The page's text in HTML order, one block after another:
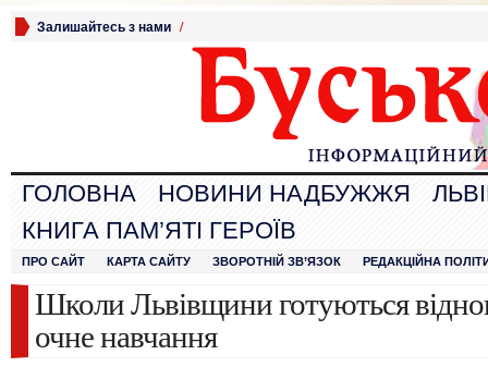
Залишайтесь з нами /
ГОЛОВНА НОВИНИ НАДБУЖЖЯ
КНИГА ПАМ’ЯТІ ГЕРОЇВ
ПРО САЙТ КАРТА САЙТУ ЗВОРОТНІЙ ЗВ’ЯЗОК РЕДАКЦІЙНА
Школи Львівщини готуються
очне навчання